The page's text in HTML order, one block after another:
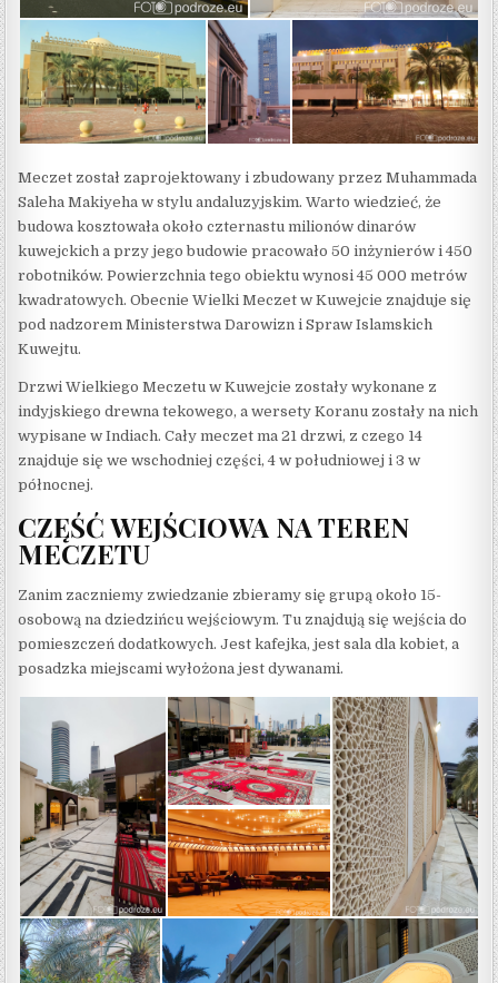
Meczet został zaprojektowany i zbudowany przez Muhammada
Saleha Makiyeha w stylu andaluzyjskim. Warto wiedzieć, że
budowa kosztowała około czternastu milionów dinarów
kuwejckich a przy jego budowie pracowało 50 inżynierów i 450
robotników. Powierzchnia tego obiektu wynosi 45 000 metrów
kwadratowych. Obecnie Wielki Meczet w Kuwejcie znajduje się
pod nadzorem Ministerstwa Darowizn i Spraw Islamskich
Kuwejtu.
Drzwi Wielkiego Meczetu w Kuwejcie zostały wykonane z
indyjskiego drewna tekowego, a wersety Koranu zostały na nich
wypisane w Indiach. Cały meczet ma 21 drzwi, z czego 14
znajduje się we wschodniej części, 4 w południowej i 3 w
północnej.
CZĘŚĆ WEJŚCIOWA NA TEREN
MECZETU
Zanim zaczniemy zwiedzanie zbieramy się grupą około 15-
osobową na dziedzińcu wejściowym. Tu znajdują się wejścia do
pomieszczeń dodatkowych. Jest kafejka, jest sala dla kobiet, a
posadzka miejscami wyłożona jest dywanami.